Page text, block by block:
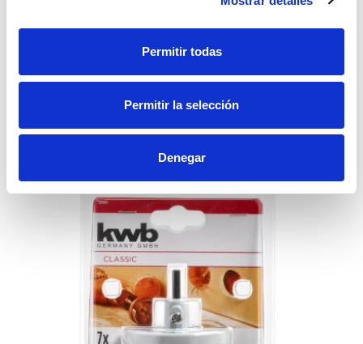
Permitir todas
Permitir la selección
Denegar
Accesorios recomendados